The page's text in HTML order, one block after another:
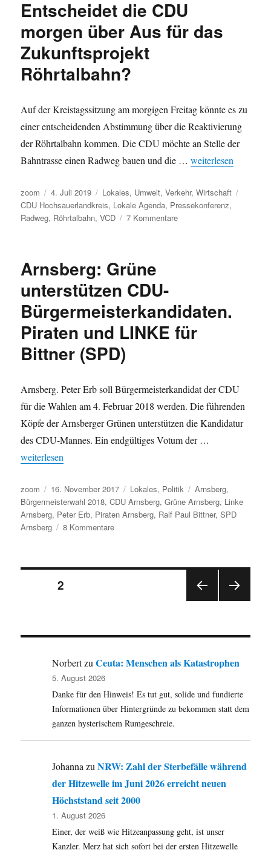
Kelber,
da
Vinci,
Hagen
und
Entscheidet die CDU
morgen über Aus für das
Zukunftsprojekt
Röhrtalbahn?
Auf der Kreistagssitzung am morgigen Freitag könnte es zu
einer entscheidenden Abstimmung über die Reaktivierung
der Röhrtalbahn kommen. Die CDU möchte an Stelle der
Bahntrasse einen Radweg bauen und die …„Pressekonferenz
weiterlesen
Autor
zoom
Veröffentlicht
am
4. Juli 2019 Kategorien
Lokales, Umwelt,Verkehr,Wirtschaft
CDU Hochsauerlandkreis, Lokale Agenda, Pressekonferenz,
Radweg, Röhrtalbahn,VCD 7 Kommentarezu
im
Arnsberger
Bürgerzentrum:
über
Aus
für
Zukunftsprojekt
Arnsberg: Grüne
unterstützen CDU-
Bürgermeisterkandidaten.
Piraten und LINKE für
Bittner (SPD)
Arnsberg. Peter Erb soll Bürgermeisterkandidat der CDU
für die Wahlen am 4. Februar 2018 werden. Die führenden
Köpfe der Arnsberger Grünen unterstützen die Kandidatur
des CDU-Mannes. Ein endgültiges Votum der …
„Arnsberg: Grüne unterstützen CDU-
weiterlesen
Autor
zoom
Veröffentlicht
am
16. November 2017 Kategorien
Lokales, Politik Schlagwörter
Arnsberg,
Bürgermeisterwahl 2018,CDU Arnsberg,Grüne Arnsberg, Linke
Arnsberg, Peter Erb, Piraten Arnsberg, Ralf Paul Bittner,SPD
Arnsberg
8 Kommentarezu
unterstützen
Bürgermeisterkandidaten.
für
(SPD)
Seitennummerierung
Beiträge
SEIT
SEITE2
E
NorbertzuCeuta: Menschen als Katastrophen
5. August 2026
Danke für den Hinweis! Es tut gut, solide und fundierte
Informationen über Hintergründe zu bekommen statt dem
ganzen hysterischem Rumgeschreie.
JohannazuNRW: Zahl der Sterbefälle während
der Hitzewelle im Juni 2026 erreicht neuen
Höchststand seit 2000
1. August 2026
Einer, der weiß wie Hitzeanpassung geht, ist unser
Kanzler. Merz hat sich sofort bei der ersten Hitzewelle